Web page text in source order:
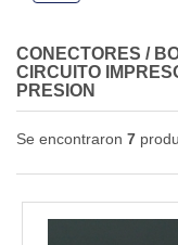
CONECTORES /
CIRCUITO
PRESION
Se encontraron 7